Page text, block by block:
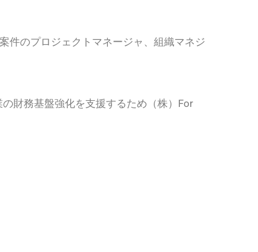
件のプロジェクトマネージャ、組織マネジ
財務基盤強化を支援するため（株）For